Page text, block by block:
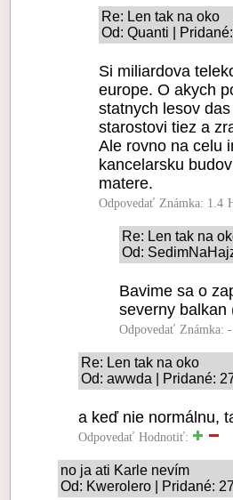
Re: Len tak na oko
Od: Quanti |
Si miliardova
europe. O akych
statnych lesov
starostovi tiez a
Ale rovno na celu
kancelarsku
matere.
Odpovedať Známka: 1.4
Re: Len tak na
Od:
Bavime sa o
severny balkan
Odpovedať Známka:
Re: Len tak na oko
Od: awwda | Pridané:
a keď nie normálnu,
Odpovedať Hodnotiť:
no ja ati Karle nevím
Od: Kwerolero | Pridané: